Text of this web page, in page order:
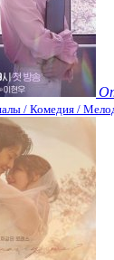
/ Комедия /